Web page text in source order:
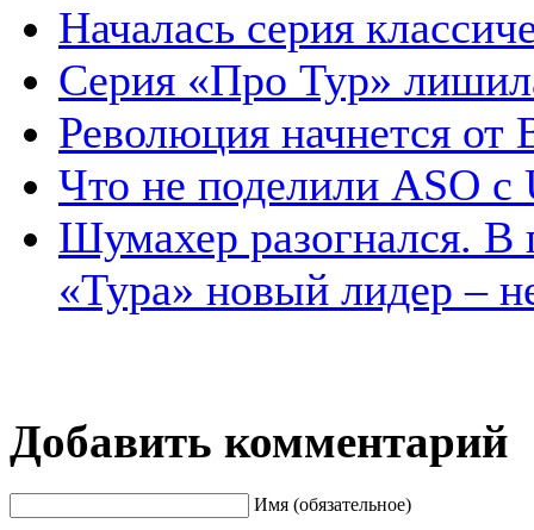
Началась серия
Серия «Про Тур»
Революция начнется от
Что не поделили ASO с
Шумахер разогнался. В
«Тура» новый лидер –
Добавить комментарий
Имя (обязательное)